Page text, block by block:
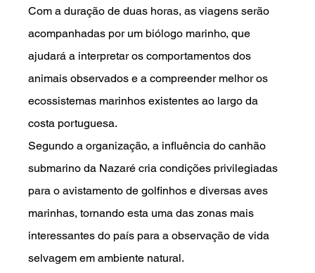
Com a duração de duas horas, as viagens serão
acompanhadas por um biólogo marinho, que
ajudará a interpretar os comportamentos dos
animais observados e a compreender melhor os
ecossistemas marinhos existentes ao largo da
costa portuguesa.
Segundo a organização, a influência do canhão
submarino da Nazaré cria condições privilegiadas
para o avistamento de golfinhos e diversas aves
marinhas, tornando esta uma das zonas mais
interessantes do país para a observação de vida
selvagem em ambiente natural.